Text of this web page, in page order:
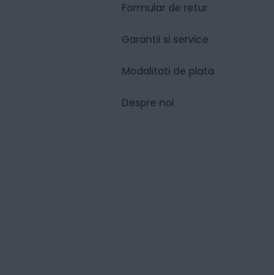
Formular de retur
Garantii si service
Modalitati de plata
Despre noi